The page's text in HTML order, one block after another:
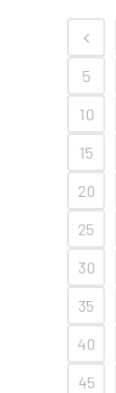
5
10
15
20
25
30
35
40
45